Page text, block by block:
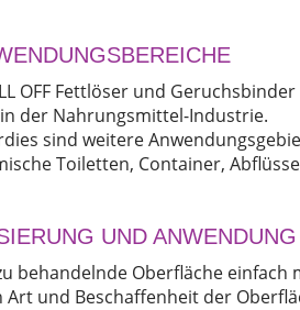
OFF Fettlöser und
der Nahrungsmittel-Industrie.
sind weitere
Toiletten, Container,
UND ANWENDUNG
behandelnde Oberfläche einfach
Art und Beschaffenheit der